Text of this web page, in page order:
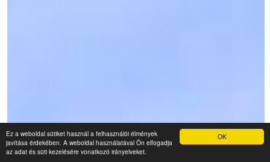
OK
Ez a weboldal sütiket használ a felhasználói élmények
javítása érdekében. A weboldal használatával Ön elfogadja
az adat és süti kezelésére vonatkozó irányelveket.